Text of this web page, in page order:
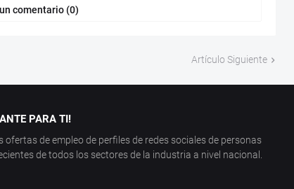
comentario (0)
Artículo Siguiente
PARA TI!
de empleo de perfiles de redes sociales de personas
de todos los sectores de la industria a nivel nacional.